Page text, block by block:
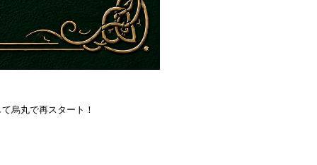
烏丸で再スタート！